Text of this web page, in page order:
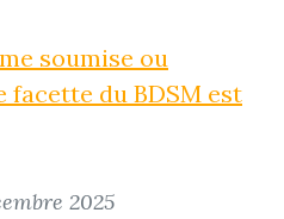
soumise ou
facette du BDSM est
2025